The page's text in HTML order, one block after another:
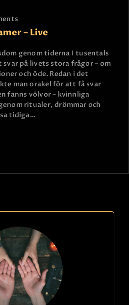
– Live
genom tiderna I tusentals
svar på livets stora frågor – om
och öde. Redan i det
man orakel för att få svar
fanns völvor – kvinnliga
ritualer, drömmar och
tidiga…